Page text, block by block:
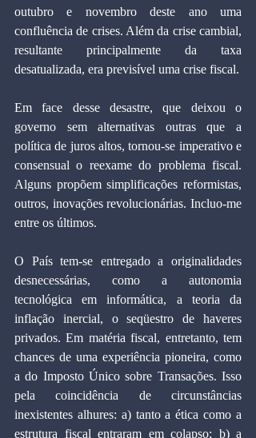
outubro e novembro deste ano uma
confluência de crises. Além da crise cambial,
resultante principalmente da taxa
desatualizada, era previsível uma crise fiscal.
Em face desse desastre, que deixou o
governo sem alternativas outras que a
política de juros altos, tornou-se imperativo e
consensual o reexame do problema fiscal.
Alguns propõem simplificações reformistas,
outros, inovações revolucionárias. Incluo-me
entre os últimos.
O País tem-se entregado a originalidades
desnecessárias, como a autonomia
tecnológica em informática, a teoria da
inflação inercial, o seqüestro de haveres
privados. Em matéria fiscal, entretanto, tem
chances de uma experiência pioneira, como
a do Imposto Único sobre Transações. Isso
pela coincidência de circunstâncias
inexistentes alhures: a) tanto a ética como a
estrutura fiscal entraram em colapso; b) a